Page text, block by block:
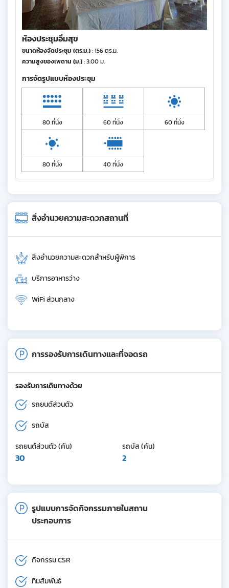
ห้องประชุมอิ่มสุข
ขนาดห้องจัดประชุม (ตร.ม.): 156 ตร.ม.
ความสูงของเพดาน (ม.): 3.00 ม.
การจัดรูปแบบห้องประชุม
80 ที่นั่ง 60 ที่นั่ง 60 ที่นั่ง
80 ที่นั่ง 40 ที่นั่ง
สิ่งอำนวยความสะดวกสถานที่
สิ่งอำนวยความสะดวกสำหรับผู้พิการ
บริการอาหารว่าง
WiFi ส่วนกลาง
การรองรับการเดินทางและที่จอดรถ
รองรับการเดินทางด้วย
รถยนต์ส่วนตัว
รถบัส
รถยนต์ส่วนตัว (คัน)
30
รถบัส (คัน)
2
รูปแบบการจัดกิจกรรมภายในสถาน
ประกอบการ
กิจกรรม CSR
ทีมสัมพันธ์